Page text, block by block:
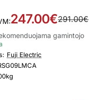
247.00€291.00€
gamintojo
Fuji Electric